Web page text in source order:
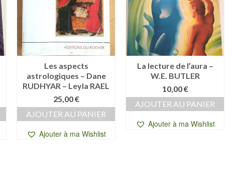
Les aspects
astrologiques – Dane
RUDHYAR – Leyla RAEL
25,00€
AJOUTER AU PANIER
Ajouter à ma Wishlist
La lecture de l’aura –
W.E. BUTLER
10,00€
AJOUTER AU PANIER
Ajouter à ma Wishlist